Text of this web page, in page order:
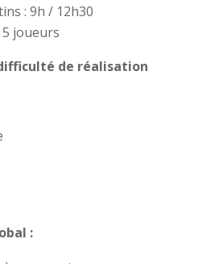
: 9h / 12h30
joueurs
de réalisation
: